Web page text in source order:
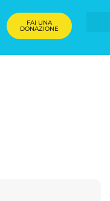
FAI UNA
DONAZIONE